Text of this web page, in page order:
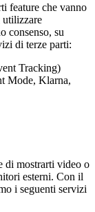
feature che vanno
utilizzare
consenso, su
di terze parti:
Tracking)
Mode, Klarna,
di mostrarti video o
esterni. Con il
i seguenti servizi